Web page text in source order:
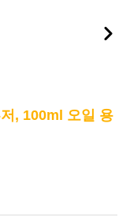
, 100ml 오일 용